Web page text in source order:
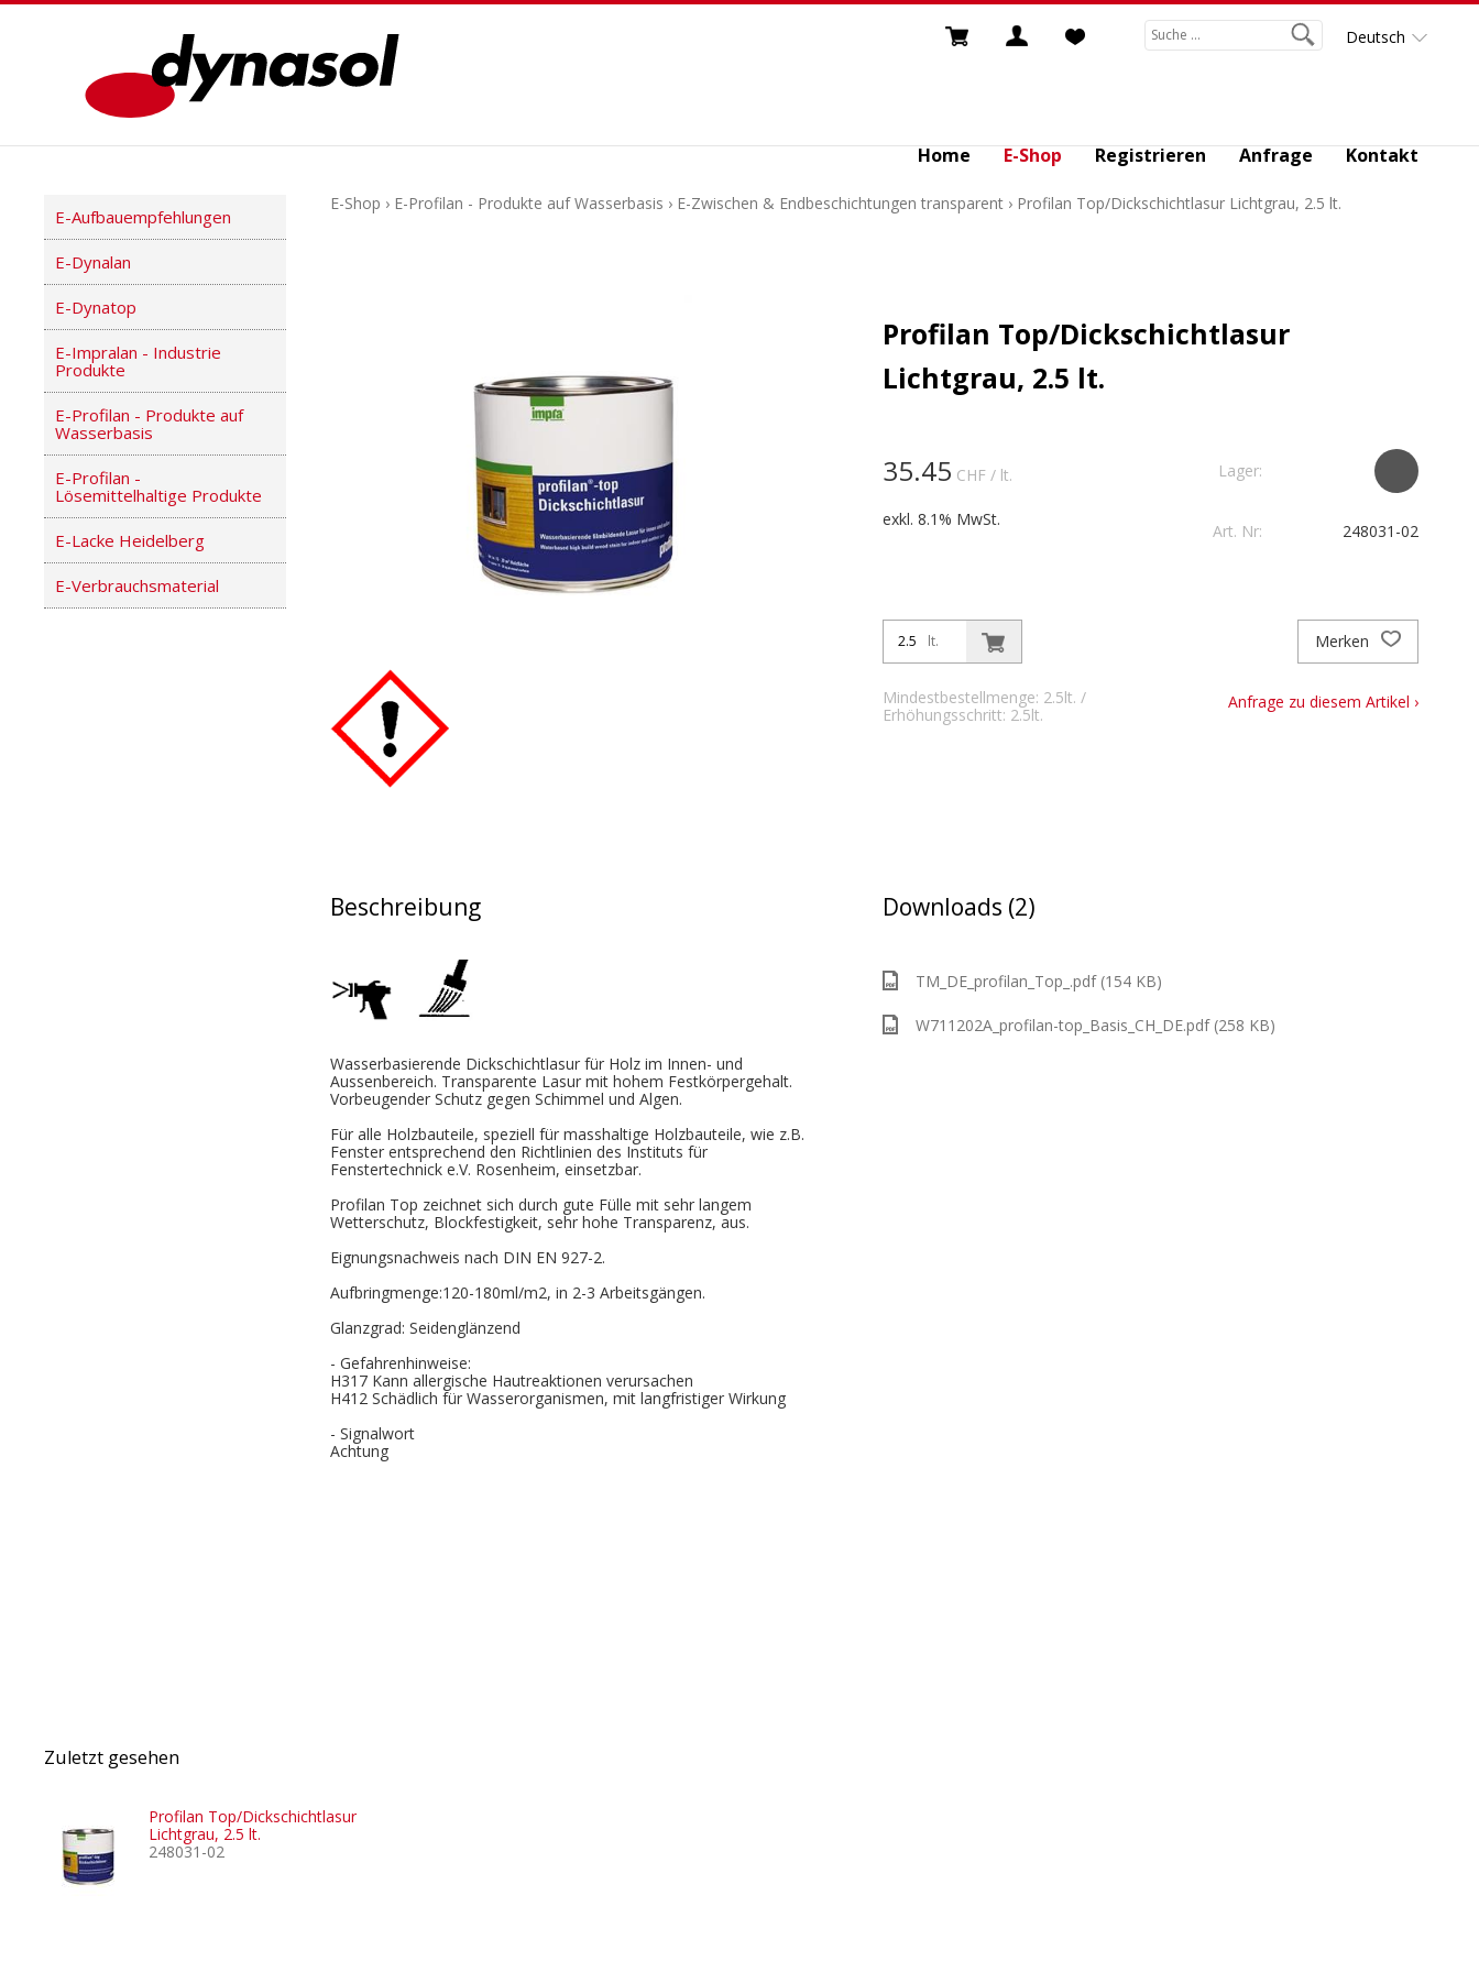
Deutsch
Home E-Shop Registrieren Anfrage Kontakt
E-Aufbauempfehlungen
E-Dynalan
E-Dynatop
E-Impralan - Industrie
Produkte
E-Profilan - Produkte auf
Wasserbasis
E-Profilan -
Lösemittelhaltige Produkte
E-Lacke Heidelberg
E-Verbrauchsmaterial
E-Shop › E-Profilan - Produkte auf Wasserbasis › E-Zwischen & Endbeschichtungen transparent › Profilan Top/Dickschichtlasur Lichtgrau, 2.5 lt.
Profilan Top/Dickschichtlasur
Lichtgrau, 2.5 lt.
35.45 CHF / lt.
exkl. 8.1% MwSt.
Lager:
Art. Nr: 248031-02
lt.
Mindestbestellmenge: 2.5lt. /
Erhöhungsschritt: 2.5lt.
Merken
Anfrage zu diesem Artikel ›
Beschreibung
Wasserbasierende Dickschichtlasur für Holz im Innen- und
Aussenbereich. Transparente Lasur mit hohem Festkörpergehalt.
Vorbeugender Schutz gegen Schimmel und Algen.
Für alle Holzbauteile, speziell für masshaltige Holzbauteile, wie z.B.
Fenster entsprechend den Richtlinien des Instituts für
Fenstertechnick e.V. Rosenheim, einsetzbar.
Profilan Top zeichnet sich durch gute Fülle mit sehr langem
Wetterschutz, Blockfestigkeit, sehr hohe Transparenz, aus.
Eignungsnachweis nach DIN EN 927-2.
Aufbringmenge:120-180ml/m2, in 2-3 Arbeitsgängen.
Glanzgrad: Seidenglänzend
- Gefahrenhinweise:
H317 Kann allergische Hautreaktionen verursachen
H412 Schädlich für Wasserorganismen, mit langfristiger Wirkung
- Signalwort
Achtung
Downloads (2)
TM_DE_profilan_Top_.pdf (154 KB)
W711202A_profilan-top_Basis_CH_DE.pdf (258 KB)
Zuletzt gesehen
Profilan Top/Dickschichtlasur
Lichtgrau, 2.5 lt.
248031-02